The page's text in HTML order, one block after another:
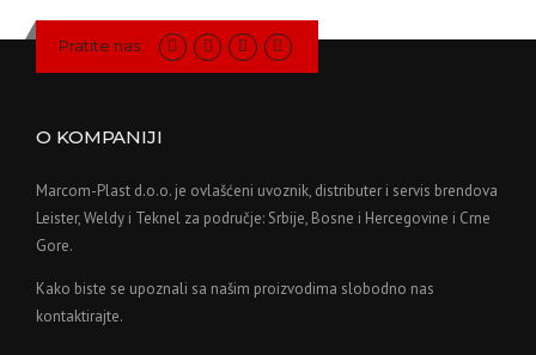
Pratite nas:
O KOMPANIJI
Marcom-Plast d.o.o. je ovlašćeni uvoznik, distributer i servis brendova
Leister, Weldy i Teknel za područje: Srbije, Bosne i Hercegovine i Crne
Gore.
Kako biste se upoznali sa našim proizvodima slobodno nas
kontaktirajte.